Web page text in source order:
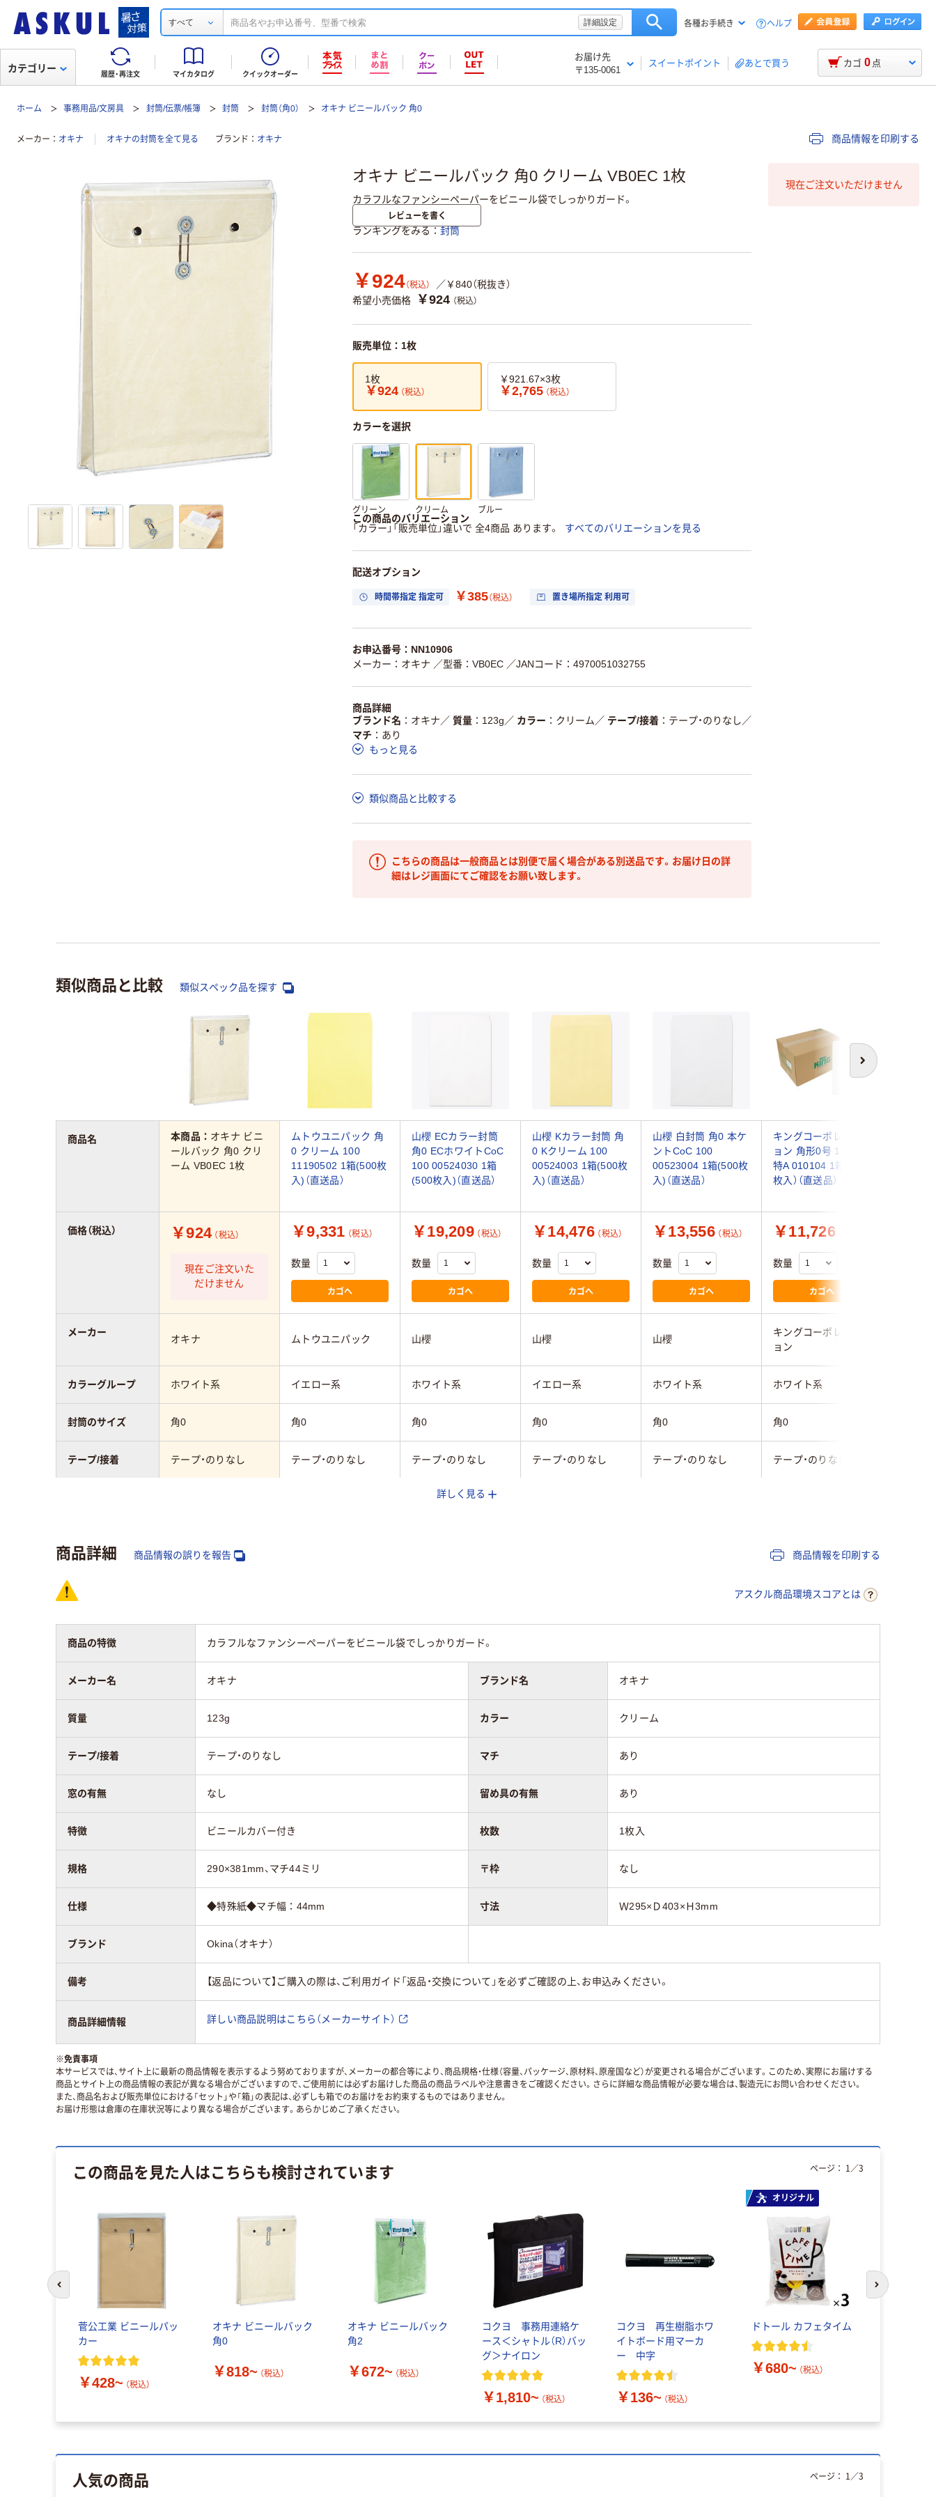
すべて 詳細設定 各種お手続き ヘルプ
履歴・再注文 マイカタログ クイックオーダー
お届け先
〒135-0061
スイートポイント あとで買う
カテゴリー カゴ 0 点
ホーム 事務用品/文房具 封筒/伝票/帳簿 封筒 封筒（角0） オキナ ビニールバック 角0
メーカー オキナ オキナの封筒を全て見る ブランド オキナ 商品情報を印刷する
オキナ ビニールバック 角0 クリーム VB0EC 1枚
カラフルなファンシーペーパーをビニール袋でしっかりガード。
レビューを書く
ランキングをみる 封筒
￥924（税込）
／￥840（税抜き）
希望小売価格
￥924 （税込）
販売単位：1枚
1枚
￥924 （税込）
￥921.67×3枚
￥2,765 （税込）
カラーを選択
グリーン クリーム ブルー
この商品のバリエーション
「カラー」「販売単位」違いで 全4商品 あります。
すべてのバリエーションを見る
配送オプション
時間帯指定 指定可 ￥385（税込） 置き場所指定 利用可
お申込番号：NN10906
メーカー：オキナ ／型番：VB0EC ／JANコード：4970051032755
商品詳細
ブランド名
オキナ ／ 質量 123g ／ カラー クリーム ／ テープ/接着 テープ・のりなし ／
マチ
あり
もっと見る
類似商品と比較する
こちらの商品は一般商品とは別便で届く場合がある別送品です。お届け日の詳
細はレジ画面にてご確認をお願い致します。
現在ご注文いただけません
類似商品と比較 類似スペック品を探す
次へ
本商品： オキナ ビニ
ールバック 角0 クリ
ーム VB0EC 1枚
ムトウユニパック 角
0 クリーム 100
11190502 1箱(500枚
入)（直送品）
山櫻 ECカラー封筒
角0 ECホワイトCoC
100 00524030 1箱
(500枚入)（直送品）
山櫻 Kカラー封筒 角
0 Kクリーム 100
00524003 1箱(500枚
入)（直送品）
山櫻 白封筒 角0 本ケ
ントCoC 100
00523004 1箱(500枚
入)（直送品）
キングコーポレーシ
ョン 角形0号 100g 白
特A 010104 1箱（500
枚入）（直送品）
￥924 （税込）
現在ご注文いた
だけません
￥9,331 （税込）
数量
カゴへ
￥19,209 （税込）
数量
カゴへ
￥14,476 （税込）
数量
カゴへ
￥13,556 （税込）
数量
カゴへ
￥11,726
数量
カゴへ
オキナ ムトウユニパック 山櫻 山櫻 山櫻
キングコーポレーシ
ョン
ホワイト系 イエロー系 ホワイト系 イエロー系 ホワイト系 ホワイト系
角0 角0 角0 角0 角0 角0
テープ・のりなし テープ・のりなし テープ・のりなし テープ・のりなし テープ・のりなし テープ・のりなし
ケント紙（ホワイト）
なし なし
カマス貼り
商品名
価格（税込）
メーカー
カラーグループ
封筒のサイズ
テープ/接着
留め具の有無
封筒裏面の貼り方
アスクル商品環境
スコア
詳しく見る
商品詳細 商品情報の誤りを報告 商品情報を印刷する
アスクル商品環境スコアとは
商品の特徴 カラフルなファンシーペーパーをビニール袋でしっかりガード。
メーカー名 オキナ ブランド名 オキナ
質量 123g カラー クリーム
テープ/接着 テープ・のりなし マチ あり
窓の有無 なし 留め具の有無 あり
特徴 ビニールカバー付き 枚数 1枚入
規格 290×381mm、マチ44ミリ 〒枠 なし
仕様 ◆特殊紙◆マチ幅：44mm 寸法 Ｗ295×Ｄ403×Ｈ3mm
ブランド Okina（オキナ）
備考 【返品について】ご購入の際は、ご利用ガイド「返品・交換について」を必ずご確認の上、お申込みください。
商品詳細情報 詳しい商品説明はこちら（メーカーサイト）
※免責事項
本サービスでは、サイト上に最新の商品情報を表示するよう努めておりますが、メーカーの都合等により、商品規格・仕様（容量、パッケージ、原材料、原産国など）が変更される場合がございます。このため、実際にお届けする
商品とサイト上の商品情報の表記が異なる場合がございますので、ご使用前には必ずお届けした商品の商品ラベルや注意書きをご確認ください。さらに詳細な商品情報が必要な場合は、製造元にお問い合わせください。
また、商品名および販売単位における「セット」や「箱」の表記は、必ずしも箱でのお届けをお約束するものではありません。
お届け形態は倉庫の在庫状況等により異なる場合がございます。あらかじめご了承ください。
この商品を見た人はこちらも検討されています
菅公工業 ビニールパッ
カー
￥428~ （税込）
オキナ ビニールバック
角0
￥818~ （税込）
オキナ ビニールバック
角2
￥672~ （税込）
コクヨ 事務用連絡ケ
ース＜シャトル（R）バッ
グ＞ナイロン
￥1,810~ （税込）
コクヨ 再生樹脂ホワ
イトボード用マーカ
ー 中字
￥136~ （税込）
オリジナル
ドトール カフェタイム
￥680~ （税込）
ページ： 1 ／3
次のスライド
人気の商品 ページ： 1 ／3